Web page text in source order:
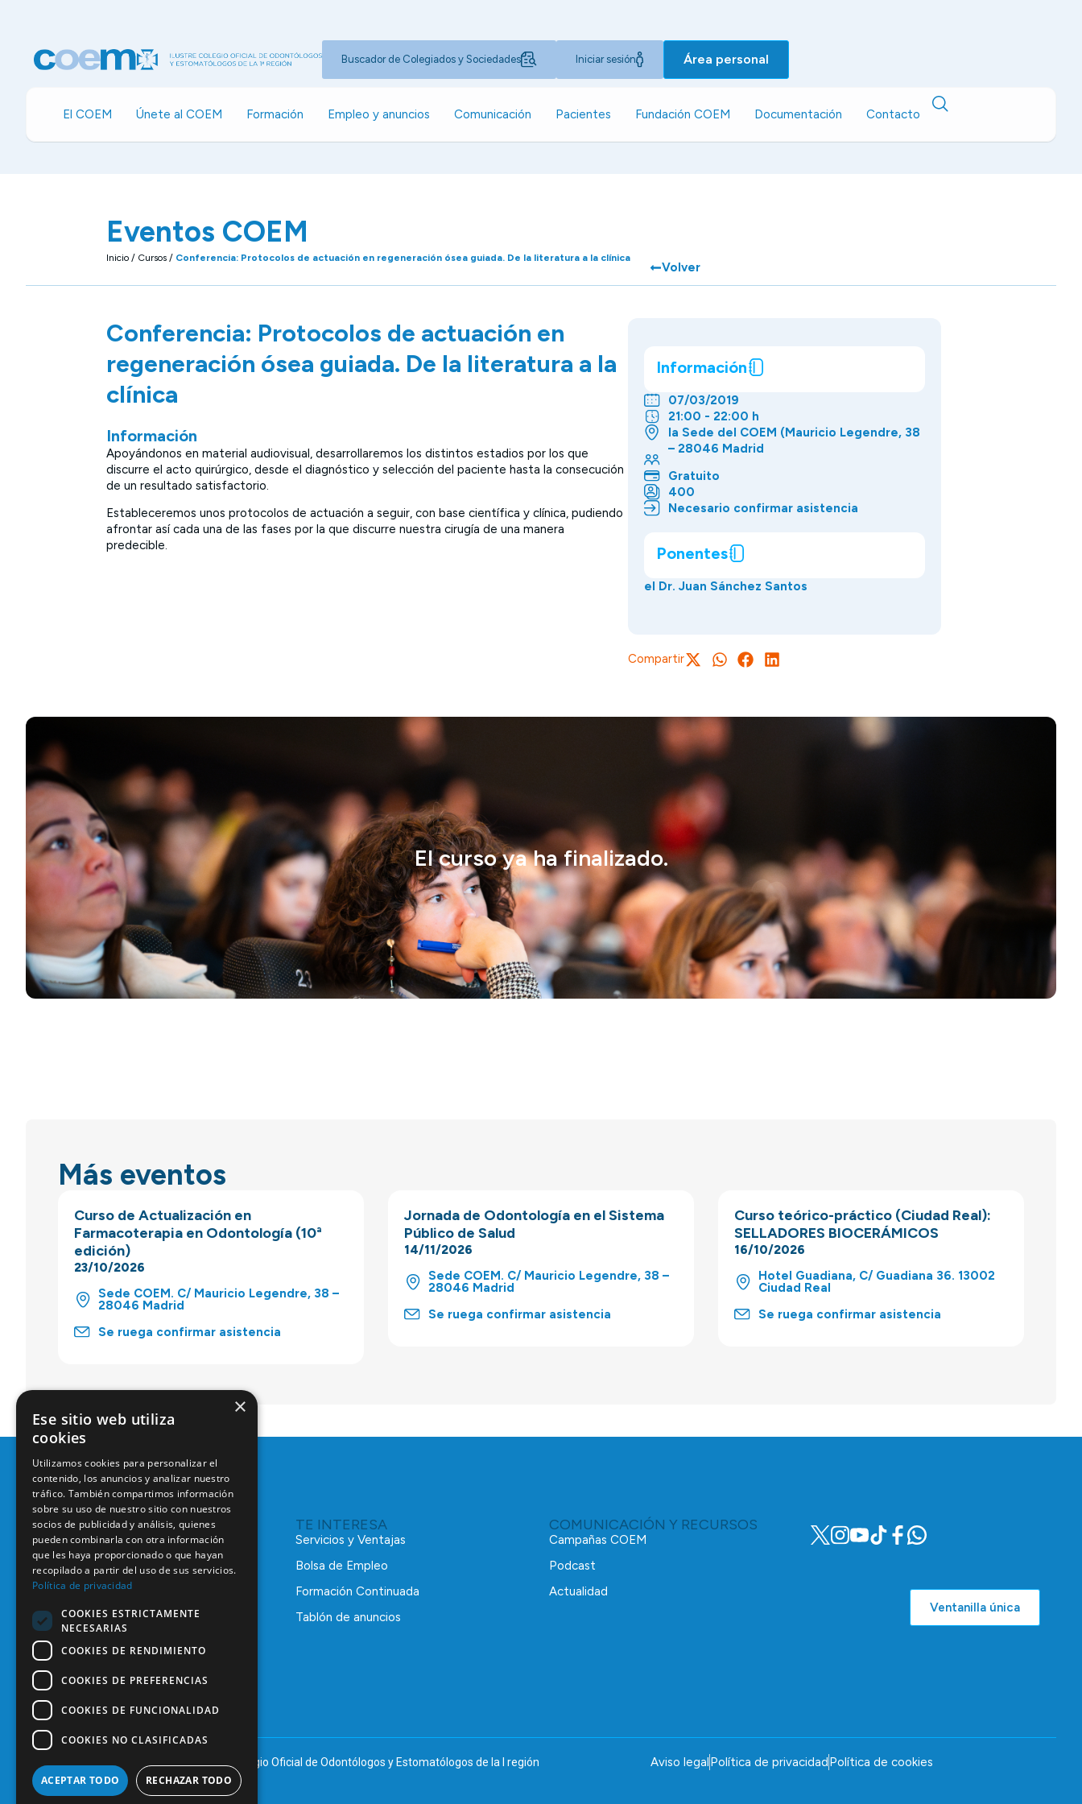
Buscador de Colegiados y Sociedades Iniciar sesión Área personal
El COEM Únete al COEM Formación Empleo y anuncios Comunicación Pacientes Fundación COEM Documentación Contacto
Eventos COEM
Inicio / Cursos / Conferencia: Protocolos de actuación en regeneración ósea guiada. De la literatura a la clínica
Volver
Conferencia: Protocolos de actuación en
regeneración ósea guiada. De la literatura a la
clínica
Información
Apoyándonos en material audiovisual, desarrollaremos los distintos estadios por los que
discurre el acto quirúrgico, desde el diagnóstico y selección del paciente hasta la consecución
de un resultado satisfactorio.
Estableceremos unos protocolos de actuación a seguir, con base científica y clínica, pudiendo
afrontar así cada una de las fases por la que discurre nuestra cirugía de una manera
predecible.
Información
07/03/2019
21:00 - 22:00 h
la Sede del COEM (Mauricio Legendre, 38
– 28046 Madrid
Gratuito
400
Necesario confirmar asistencia
Ponentes
el Dr. Juan Sánchez Santos
Compartir
El curso ya ha finalizado.
Más eventos
Curso de Actualización en
Farmacoterapia en Odontología (10ª
edición)
23/10/2026
Sede COEM. C/ Mauricio Legendre, 38 –
28046 Madrid
Se ruega confirmar asistencia
Jornada de Odontología en el Sistema
Público de Salud
14/11/2026
Sede COEM. C/ Mauricio Legendre, 38 –
28046 Madrid
Se ruega confirmar asistencia
Curso teórico-práctico (Ciudad Real):
SELLADORES BIOCERÁMICOS
16/10/2026
Hotel Guadiana, C/ Guadiana 36. 13002
Ciudad Real
Se ruega confirmar asistencia
C/ Mauricio Legendre, 38
28046 Madrid
91 561 29 05
informacion@coem.org.es
TE INTERESA
Servicios y Ventajas
Bolsa de Empleo
Formación Continuada
Tablón de anuncios
COMUNICACIÓN Y RECURSOS
Campañas COEM
Podcast
Actualidad
Ventanilla única
© 2025 – COEM – Colegio Oficial de Odontólogos y Estomatólogos de la I región Aviso legal Política de privacidad Política de cookies
×
Ese sitio web utiliza
cookies
Utilizamos cookies para personalizar el
contenido, los anuncios y analizar nuestro
tráfico. También compartimos información
sobre su uso de nuestro sitio con nuestros
socios de publicidad y análisis, quienes
pueden combinarla con otra información
que les haya proporcionado o que hayan
recopilado a partir del uso de sus servicios.
Política de privacidad
COOKIES ESTRICTAMENTE
NECESARIAS
COOKIES DE RENDIMIENTO
COOKIES DE PREFERENCIAS
COOKIES DE FUNCIONALIDAD
COOKIES NO CLASIFICADAS
ACEPTAR TODO RECHAZAR TODO